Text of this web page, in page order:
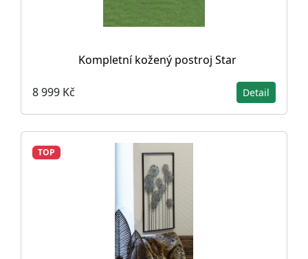
Kompletní kožený postroj Star
8 999 Kč Detail
TOP